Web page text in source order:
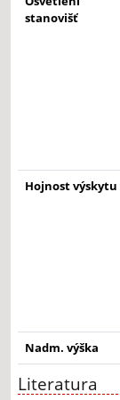
stanovišť
Hojnost výskytu
Nadm. výška
Literatura